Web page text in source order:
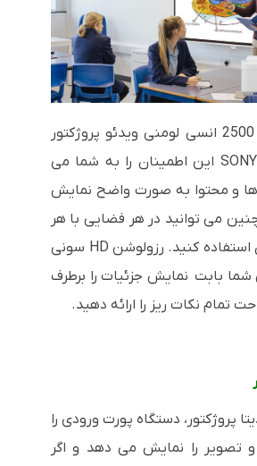
این اطمینان را به شما می
و محتوا به صورت واضح نمایش
می توانید در هر فضایی با هر
استفاده کنید. رزولوشن HD سونی
شما بابت نمایش جزئیات را برطرف
تمام نکات ریز را ارائه دهید.
پروژکتور، دستگاه پورت ورودی را
تصویر را نمایش می دهد و اگر